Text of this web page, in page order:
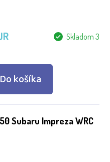
Skladom 3
Do košíka
Subaru Impreza WRC